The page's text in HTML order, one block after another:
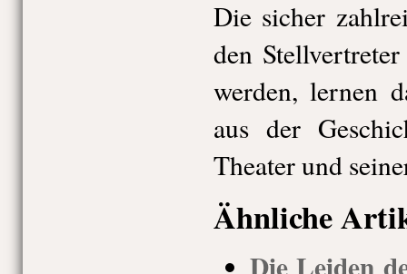
Die sicher
den
werden, lernen
aus der
Theater und
Ähnliche